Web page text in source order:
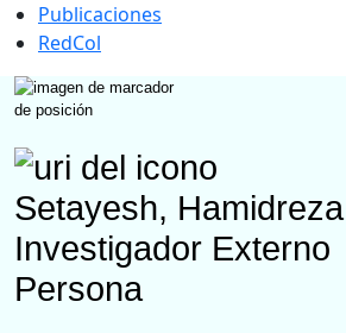
Publicaciones
RedCol
Setayesh, Hamidreza
Investigador Externo
Persona